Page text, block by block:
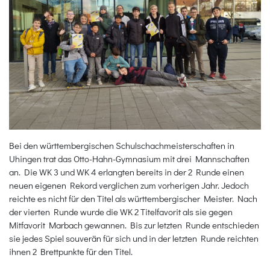
Bei den württembergischen Schulschachmeisterschaften in
Uhingen trat das Otto-Hahn-Gymnasium mit drei Mannschaften
an. Die WK 3 und WK 4 erlangten bereits in der 2 Runde einen
neuen eigenen Rekord verglichen zum vorherigen Jahr. Jedoch
reichte es nicht für den Titel als württembergischer Meister. Nach
der vierten Runde wurde die WK 2 Titelfavorit als sie gegen
Mitfavorit Marbach gewannen. Bis zur letzten Runde entschieden
sie jedes Spiel souverän für sich und in der letzten Runde reichten
ihnen 2 Brettpunkte für den Titel.